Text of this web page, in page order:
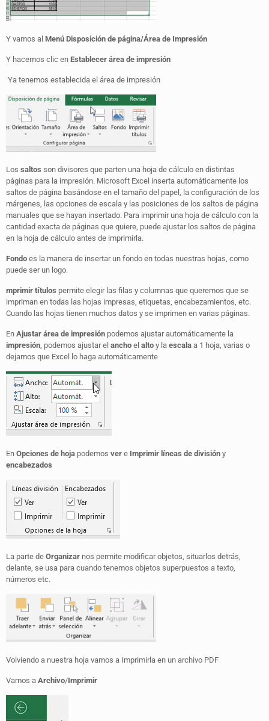
Y vamos al Menú Disposición de página/Área de Impresión
Y hacemos clic en Establecer área de impresión
Ya tenemos establecida el área de impresión
Los saltos son divisores que parten una hoja de cálculo en distintas
páginas para la impresión. Microsoft Excel inserta automáticamente los
saltos de página basándose en el tamaño del papel, la configuración de los
márgenes, las opciones de escala y las posiciones de los saltos de página
manuales que se hayan insertado. Para imprimir una hoja de cálculo con la
cantidad exacta de páginas que quiere, puede ajustar los saltos de página
en la hoja de cálculo antes de imprimirla.
Fondo es la manera de insertar un fondo en todas nuestras hojas, como
puede ser un logo.
mprimir títulos permite elegir las filas y columnas que queremos que se
impriman en todas las hojas impresas, etiquetas, encabezamientos, etc.
Cuando las hojas tienen muchos datos y se imprimen en varias páginas.
En Ajustar área de impresión podemos ajustar automáticamente la
impresión , podemos ajustar el ancho el alto y la escala a 1 hoja, varias o
dejamos que Excel lo haga automáticamente
En Opciones de hoja podemos ver e Imprimir líneas de división y
encabezados
La parte de Organizar nos permite modificar objetos, situarlos detrás,
delante, se usa para cuando tenemos objetos superpuestos a texto,
números etc.
Volviendo a nuestra hoja vamos a Imprimirla en un archivo PDF
Vamos a Archivo/Imprimir